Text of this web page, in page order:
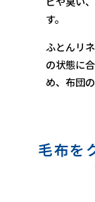
す。
ふとんリ
の状態に
め、布団
毛布を